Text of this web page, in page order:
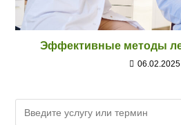
Эффективные методы
06.02.2025